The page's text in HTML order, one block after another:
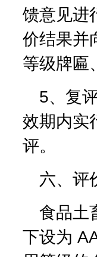
馈意见进
价结果并
等级牌匾
5、复
效期内实
评。
六、评
食品土
下设为